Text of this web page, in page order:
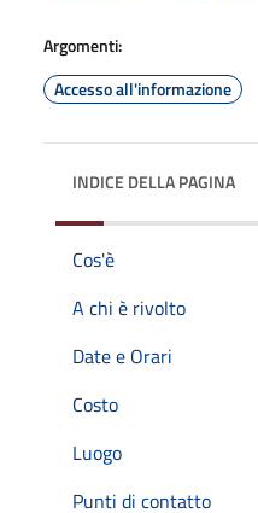
Argomenti:
Accesso all'informazione
INDICE DELLA PAGINA
Cos'è
A chi è rivolto
Date e Orari
Costo
Luogo
Punti di contatto